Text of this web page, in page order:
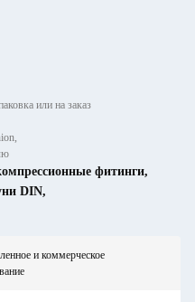
или на заказ
фитинги,
DIN,
и коммерческое